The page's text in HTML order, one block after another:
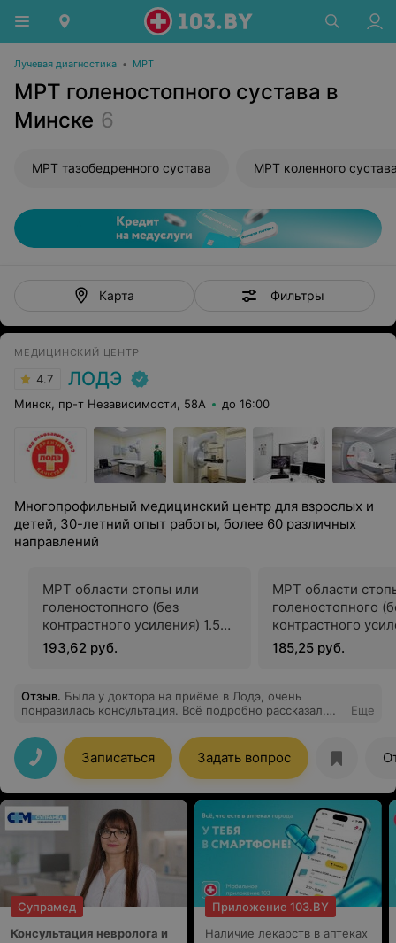
Лучевая диагностика • МРТ
МРТ голеностопного сустава в
Минске 6
МРТ тазобедренного сустава МРТ коленного
Карта Фильтры
МЕДИЦИНСКИЙ ЦЕНТР
4.7 ЛОДЭ
Минск, пр-т Независимости, 58А до 16:00
Многопрофильный медицинский центр для взрослых и
детей, 30-летний опыт работы, более 60 различных
направлений
МРТ области стопы или
голеностопного (без
контрастного усиления) 1.5
тесла
193,62 руб.
МРТ области
голеностопного
контрастного
учета стоимости
тесла
185,25 руб.
Отзыв. Была у доктора на приёме в Лодэ, очень
понравилась консультация. Всё подробно рассказал,
Еще
Записаться Задать вопрос
Супрамед
Консультация невролога и
Приложение 103.BY
Наличие лекарств в аптеках